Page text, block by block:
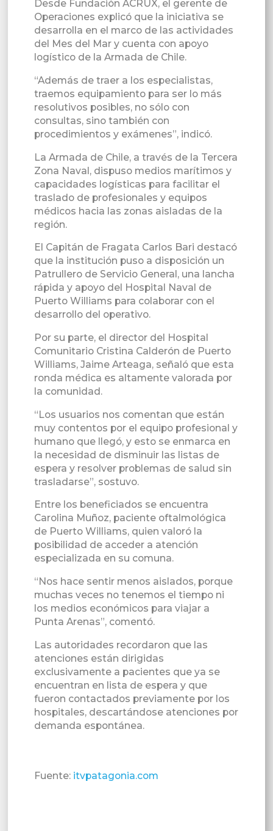
Desde Fundación ACRUX, el gerente de
Operaciones explicó que la iniciativa se
desarrolla en el marco de las actividades
del Mes del Mar y cuenta con apoyo
logístico de la Armada de Chile.
“Además de traer a los especialistas,
traemos equipamiento para ser lo más
resolutivos posibles, no sólo con
consultas, sino también con
procedimientos y exámenes”, indicó.
La Armada de Chile, a través de la Tercera
Zona Naval, dispuso medios marítimos y
capacidades logísticas para facilitar el
traslado de profesionales y equipos
médicos hacia las zonas aisladas de la
región.
El Capitán de Fragata Carlos Bari destacó
que la institución puso a disposición un
Patrullero de Servicio General, una lancha
rápida y apoyo del Hospital Naval de
Puerto Williams para colaborar con el
desarrollo del operativo.
Por su parte, el director del Hospital
Comunitario Cristina Calderón de Puerto
Williams, Jaime Arteaga, señaló que esta
ronda médica es altamente valorada por
la comunidad.
“Los usuarios nos comentan que están
muy contentos por el equipo profesional y
humano que llegó, y esto se enmarca en
la necesidad de disminuir las listas de
espera y resolver problemas de salud sin
trasladarse”, sostuvo.
Entre los beneficiados se encuentra
Carolina Muñoz, paciente oftalmológica
de Puerto Williams, quien valoró la
posibilidad de acceder a atención
especializada en su comuna.
“Nos hace sentir menos aislados, porque
muchas veces no tenemos el tiempo ni
los medios económicos para viajar a
Punta Arenas”, comentó.
Las autoridades recordaron que las
atenciones están dirigidas
exclusivamente a pacientes que ya se
encuentran en lista de espera y que
fueron contactados previamente por los
hospitales, descartándose atenciones por
demanda espontánea.
Fuente: itvpatagonia.com